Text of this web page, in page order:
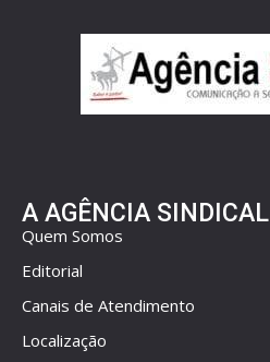
A AGÊNCIA SINDICAL
Quem Somos
Editorial
Canais de Atendimento
Localização